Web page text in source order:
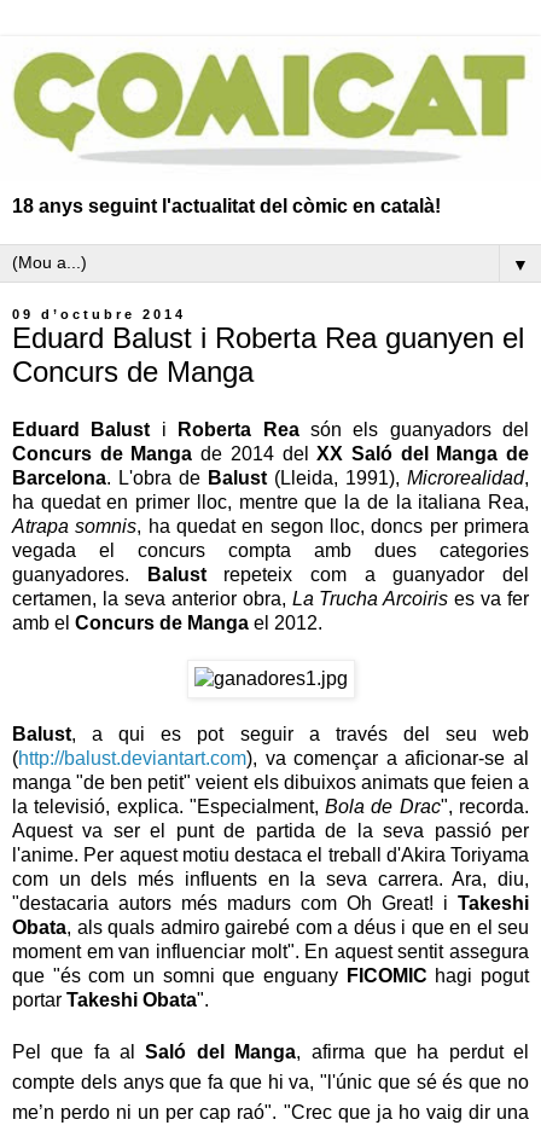
18 anys seguint l'actualitat del còmic en català!
▼
09 d’octubre 2014
Eduard Balust i Roberta Rea guanyen el
Concurs de Manga
Eduard Balust i Roberta Reasón els guanyadors del
Concurs de Manga de 2014 delXX Saló del Manga de
Barcelona. L'obra de Balust (Lleida, 1991), Microrealidad,
ha quedat en primer lloc, mentre que la de la italiana Rea,
Atrapa somnis, ha quedat en segon lloc, doncs per primera
vegada el concurs compta amb dues categories
guanyadores.
Balustrepeteix com a guanyador del
certamen, la seva anterior obra, La Trucha Arcoiris es va fer
amb el Concurs de Manga el 2012.
Balust, a qui es pot seguir a través del seu web
(http://balust.deviantart.com), va començar a aficionar-se al
manga "de ben petit" veient els dibuixos animats que feien a
la televisió, explica. "Especialment,Bola de Drac", recorda.
Aquest va ser el punt de partida de la seva passió per
l'anime. Per aquest motiu destaca el treball d'Akira Toriyama
com un dels més influents en la seva carrera. Ara, diu,
"destacaria autors més madurs com Oh Great! i Takeshi
Obata, als quals admiro gairebé com a déus i que en el seu
moment em van influenciar molt". En aquest sentit assegura
que "és com un somni que enguany FICOMIC hagi pogut
portar Takeshi Obata".
Pel que fa alSaló del Manga, afirma que ha perdut el
compte dels anys que fa que hi va, "l'únic que sé és que no
me’n perdo ni un per cap raó". "Crec que ja ho vaig dir una